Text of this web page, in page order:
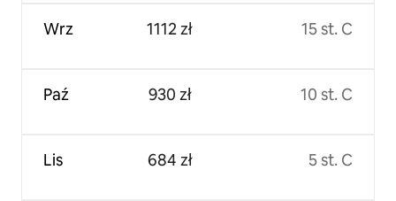
Wrz
Paź
Lis
1112 zł
930 zł
684 zł
15 st. C
10 st. C
5 st. C